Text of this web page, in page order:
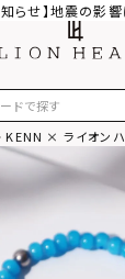
知らせ】地震の影
KENN × ライオンハ